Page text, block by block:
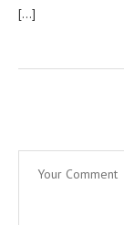
[…]